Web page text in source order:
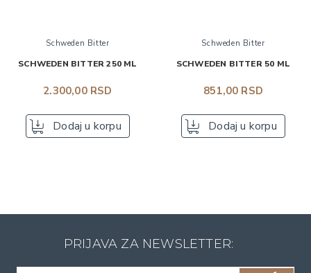
Schweden Bitter
SCHWEDEN BITTER 250 ML
2.300,00 RSD
Dodaj u korpu
Schweden Bitter
SCHWEDEN BITTER 50 ML
851,00 RSD
Dodaj u korpu
PRIJAVA ZA NEWSLETTER: